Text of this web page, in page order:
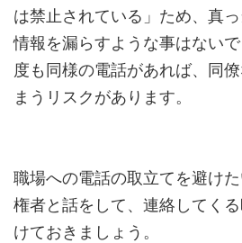
は禁止されている」ため、真
情報を漏らすような事はない
度も同様の電話があれば、同
まうリスクがあります。
職場への電話の取立てを避け
権者と話をして、連絡してく
けておきましょう。